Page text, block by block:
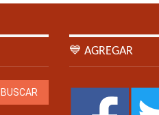
💙 AGREGAR